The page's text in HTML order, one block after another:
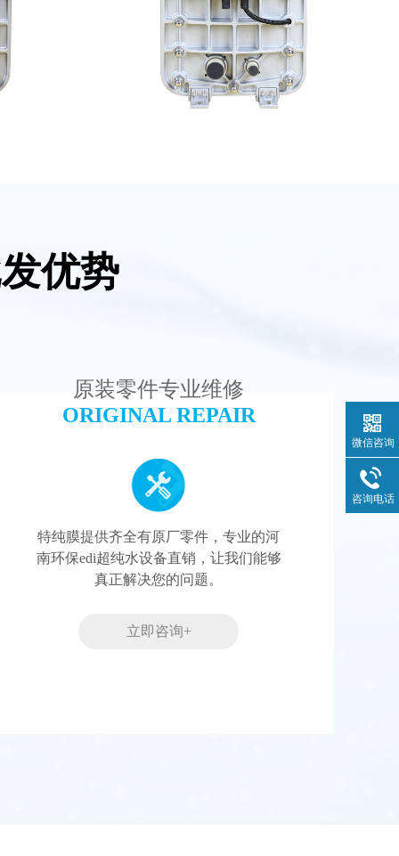
优势
原装零件专业维修
ORIGINAL REPAIR
特纯膜提供齐全有原厂零件，专业的河
南环保edi超纯水设备直销，让我们能够
真正解决您的问题。
立即咨询+
微信咨询
咨询电话